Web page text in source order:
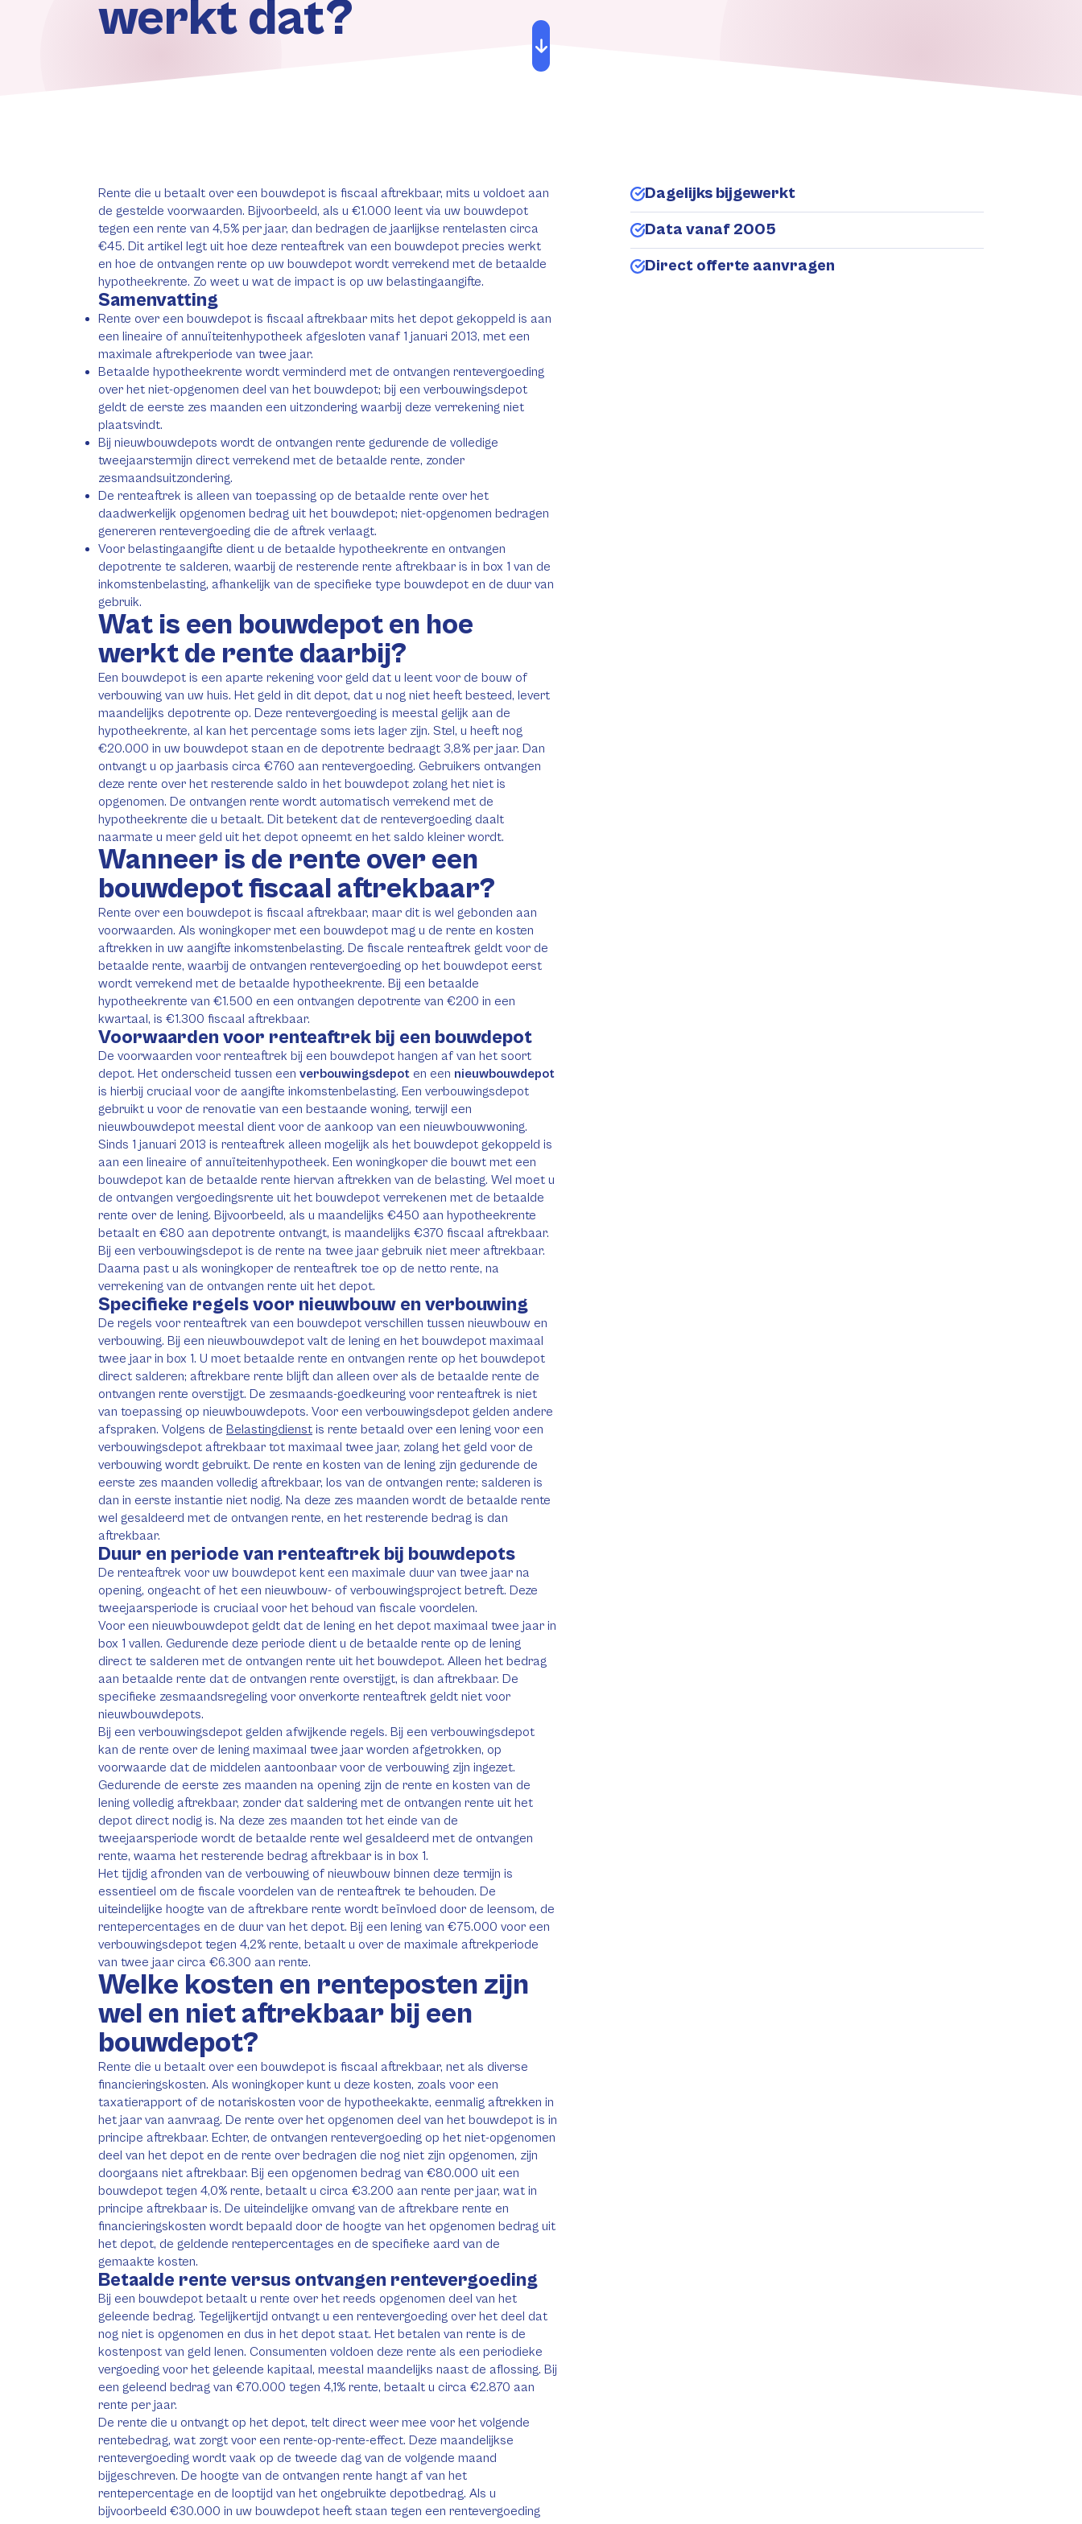
werkt dat?
Rente die u betaalt over een bouwdepot is fiscaal aftrekbaar, mits u voldoet aan
de gestelde voorwaarden. Bijvoorbeeld, als u €1.000 leent via uw bouwdepot
tegen een rente van 4,5% per jaar, dan bedragen de jaarlijkse rentelasten circa
€45. Dit artikel legt uit hoe deze renteaftrek van een bouwdepot precies werkt
en hoe de ontvangen rente op uw bouwdepot wordt verrekend met de betaalde
hypotheekrente. Zo weet u wat de impact is op uw belastingaangifte.
Samenvatting
Rente over een bouwdepot is fiscaal aftrekbaar mits het depot gekoppeld is aan
een lineaire of annuïteitenhypotheek afgesloten vanaf 1 januari 2013, met een
maximale aftrekperiode van twee jaar.
Betaalde hypotheekrente wordt verminderd met de ontvangen rentevergoeding
over het niet-opgenomen deel van het bouwdepot; bij een verbouwingsdepot
geldt de eerste zes maanden een uitzondering waarbij deze verrekening niet
plaatsvindt.
Bij nieuwbouwdepots wordt de ontvangen rente gedurende de volledige
tweejaarstermijn direct verrekend met de betaalde rente, zonder
zesmaandsuitzondering.
De renteaftrek is alleen van toepassing op de betaalde rente over het
daadwerkelijk opgenomen bedrag uit het bouwdepot; niet-opgenomen bedragen
genereren rentevergoeding die de aftrek verlaagt.
Voor belastingaangifte dient u de betaalde hypotheekrente en ontvangen
depotrente te salderen, waarbij de resterende rente aftrekbaar is in box 1 van de
inkomstenbelasting, afhankelijk van de specifieke type bouwdepot en de duur van
gebruik.
Wat is een bouwdepot en hoe
werkt de rente daarbij?
Een bouwdepot is een aparte rekening voor geld dat u leent voor de bouw of
verbouwing van uw huis. Het geld in dit depot, dat u nog niet heeft besteed, levert
maandelijks depotrente op. Deze rentevergoeding is meestal gelijk aan de
hypotheekrente, al kan het percentage soms iets lager zijn. Stel, u heeft nog
€20.000 in uw bouwdepot staan en de depotrente bedraagt 3,8% per jaar. Dan
ontvangt u op jaarbasis circa €760 aan rentevergoeding. Gebruikers ontvangen
deze rente over het resterende saldo in het bouwdepot zolang het niet is
opgenomen. De ontvangen rente wordt automatisch verrekend met de
hypotheekrente die u betaalt. Dit betekent dat de rentevergoeding daalt
naarmate u meer geld uit het depot opneemt en het saldo kleiner wordt.
Wanneer is de rente over een
bouwdepot fiscaal aftrekbaar?
Rente over een bouwdepot is fiscaal aftrekbaar, maar dit is wel gebonden aan
voorwaarden. Als woningkoper met een bouwdepot mag u de rente en kosten
aftrekken in uw aangifte inkomstenbelasting. De fiscale renteaftrek geldt voor de
betaalde rente, waarbij de ontvangen rentevergoeding op het bouwdepot eerst
wordt verrekend met de betaalde hypotheekrente. Bij een betaalde
hypotheekrente van €1.500 en een ontvangen depotrente van €200 in een
kwartaal, is €1.300 fiscaal aftrekbaar.
Voorwaarden voor renteaftrek bij een bouwdepot
De voorwaarden voor renteaftrek bij een bouwdepot hangen af van het soort
depot. Het onderscheid tussen een verbouwingsdepot en een nieuwbouwdepot
is hierbij cruciaal voor de aangifte inkomstenbelasting. Een verbouwingsdepot
gebruikt u voor de renovatie van een bestaande woning, terwijl een
nieuwbouwdepot meestal dient voor de aankoop van een nieuwbouwwoning.
Sinds 1 januari 2013 is renteaftrek alleen mogelijk als het bouwdepot gekoppeld is
aan een lineaire of annuïteitenhypotheek. Een woningkoper die bouwt met een
bouwdepot kan de betaalde rente hiervan aftrekken van de belasting. Wel moet u
de ontvangen vergoedingsrente uit het bouwdepot verrekenen met de betaalde
rente over de lening. Bijvoorbeeld, als u maandelijks €450 aan hypotheekrente
betaalt en €80 aan depotrente ontvangt, is maandelijks €370 fiscaal aftrekbaar.
Bij een verbouwingsdepot is de rente na twee jaar gebruik niet meer aftrekbaar.
Daarna past u als woningkoper de renteaftrek toe op de netto rente, na
verrekening van de ontvangen rente uit het depot.
Specifieke regels voor nieuwbouw en verbouwing
De regels voor renteaftrek van een bouwdepot verschillen tussen nieuwbouw en
verbouwing. Bij een nieuwbouwdepot valt de lening en het bouwdepot maximaal
twee jaar in box 1. U moet betaalde rente en ontvangen rente op het bouwdepot
direct salderen; aftrekbare rente blijft dan alleen over als de betaalde rente de
ontvangen rente overstijgt. De zesmaands-goedkeuring voor renteaftrek is niet
van toepassing op nieuwbouwdepots. Voor een verbouwingsdepot gelden andere
afspraken. Volgens de Belastingdienst is rente betaald over een lening voor een
verbouwingsdepot aftrekbaar tot maximaal twee jaar, zolang het geld voor de
verbouwing wordt gebruikt. De rente en kosten van de lening zijn gedurende de
eerste zes maanden volledig aftrekbaar, los van de ontvangen rente; salderen is
dan in eerste instantie niet nodig. Na deze zes maanden wordt de betaalde rente
wel gesaldeerd met de ontvangen rente, en het resterende bedrag is dan
aftrekbaar.
Duur en periode van renteaftrek bij bouwdepots
De renteaftrek voor uw bouwdepot kent een maximale duur van twee jaar na
opening, ongeacht of het een nieuwbouw- of verbouwingsproject betreft. Deze
tweejaarsperiode is cruciaal voor het behoud van fiscale voordelen.
Voor een nieuwbouwdepot geldt dat de lening en het depot maximaal twee jaar in
box 1 vallen. Gedurende deze periode dient u de betaalde rente op de lening
direct te salderen met de ontvangen rente uit het bouwdepot. Alleen het bedrag
aan betaalde rente dat de ontvangen rente overstijgt, is dan aftrekbaar. De
specifieke zesmaandsregeling voor onverkorte renteaftrek geldt niet voor
nieuwbouwdepots.
Bij een verbouwingsdepot gelden afwijkende regels. Bij een verbouwingsdepot
kan de rente over de lening maximaal twee jaar worden afgetrokken, op
voorwaarde dat de middelen aantoonbaar voor de verbouwing zijn ingezet.
Gedurende de eerste zes maanden na opening zijn de rente en kosten van de
lening volledig aftrekbaar, zonder dat saldering met de ontvangen rente uit het
depot direct nodig is. Na deze zes maanden tot het einde van de
tweejaarsperiode wordt de betaalde rente wel gesaldeerd met de ontvangen
rente, waarna het resterende bedrag aftrekbaar is in box 1.
Het tijdig afronden van de verbouwing of nieuwbouw binnen deze termijn is
essentieel om de fiscale voordelen van de renteaftrek te behouden. De
uiteindelijke hoogte van de aftrekbare rente wordt beïnvloed door de leensom, de
rentepercentages en de duur van het depot. Bij een lening van €75.000 voor een
verbouwingsdepot tegen 4,2% rente, betaalt u over de maximale aftrekperiode
van twee jaar circa €6.300 aan rente.
Welke kosten en renteposten zijn
wel en niet aftrekbaar bij een
bouwdepot?
Rente die u betaalt over een bouwdepot is fiscaal aftrekbaar, net als diverse
financieringskosten. Als woningkoper kunt u deze kosten, zoals voor een
taxatierapport of de notariskosten voor de hypotheekakte, eenmalig aftrekken in
het jaar van aanvraag. De rente over het opgenomen deel van het bouwdepot is in
principe aftrekbaar. Echter, de ontvangen rentevergoeding op het niet-opgenomen
deel van het depot en de rente over bedragen die nog niet zijn opgenomen, zijn
doorgaans niet aftrekbaar. Bij een opgenomen bedrag van €80.000 uit een
bouwdepot tegen 4,0% rente, betaalt u circa €3.200 aan rente per jaar, wat in
principe aftrekbaar is. De uiteindelijke omvang van de aftrekbare rente en
financieringskosten wordt bepaald door de hoogte van het opgenomen bedrag uit
het depot, de geldende rentepercentages en de specifieke aard van de
gemaakte kosten.
Betaalde rente versus ontvangen rentevergoeding
Bij een bouwdepot betaalt u rente over het reeds opgenomen deel van het
geleende bedrag. Tegelijkertijd ontvangt u een rentevergoeding over het deel dat
nog niet is opgenomen en dus in het depot staat. Het betalen van rente is de
kostenpost van geld lenen. Consumenten voldoen deze rente als een periodieke
vergoeding voor het geleende kapitaal, meestal maandelijks naast de aflossing. Bij
een geleend bedrag van €70.000 tegen 4,1% rente, betaalt u circa €2.870 aan
rente per jaar.
De rente die u ontvangt op het depot, telt direct weer mee voor het volgende
rentebedrag, wat zorgt voor een rente-op-rente-effect. Deze maandelijkse
rentevergoeding wordt vaak op de tweede dag van de volgende maand
bijgeschreven. De hoogte van de ontvangen rente hangt af van het
rentepercentage en de looptijd van het ongebruikte depotbedrag. Als u
bijvoorbeeld €30.000 in uw bouwdepot heeft staan tegen een rentevergoeding
Dagelijks bijgewerkt
Data vanaf 2005
Direct offerte aanvragen